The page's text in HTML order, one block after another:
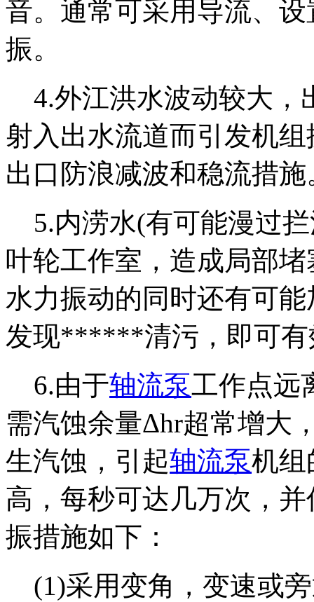
音。通常可采用导流、
振。
4.外江洪水波动较大，
射入出水流道而引发机
出口防浪减波和稳流措施
5.内涝水(有可能漫过
叶轮工作室，造成局部
水力振动的同时还有可
发现******清污，即可有
6.由于轴流泵工作点远
需汽蚀余量Δhr超常增大
生汽蚀，引起轴流泵机组
高，每秒可达几万次，
振措施如下：
(1)采用变角，变速或